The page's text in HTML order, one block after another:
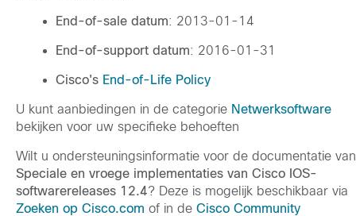
End-of-sale datum: 2013-01-14
End-of-support datum: 2016-01-31
Cisco's End-of-Life Policy
U kunt aanbiedingen in de categorie Netwerksoftware
bekijken voor uw specifieke behoeften
Wilt u ondersteuningsinformatie voor de documentatie van
Speciale en vroege implementaties van Cisco IOS-
softwarereleases 12.4? Deze is mogelijk beschikbaar via
Zoeken op Cisco.com of in de Cisco Community